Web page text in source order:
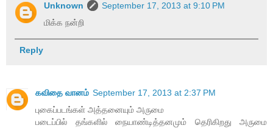
Unknown
September 17, 2013 at 9:10 PM
மிக்க நன்றி
Reply
கவிதை வானம் September 17, 2013 at 2:37 PM
புகைப்படங்கள் அத்தனையும் அருமை
படைப்பில் தங்களில் நையாண்டித்தனமும் தெரிகிறது அருமை